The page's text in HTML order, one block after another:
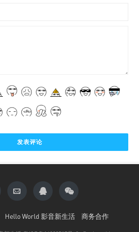
Hello World 影音新生活 商务合作